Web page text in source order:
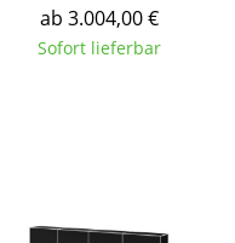
ab 3.004,00 €
Sofort lieferbar